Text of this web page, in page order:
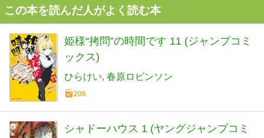
この本を読んだ人がよく読む本
姫様“拷問”の時間です 11 (ジャンプコミ
ックス)
ひらけい 春原ロビンソン
206
シャドーハウス 1 (ヤングジャンプコミ